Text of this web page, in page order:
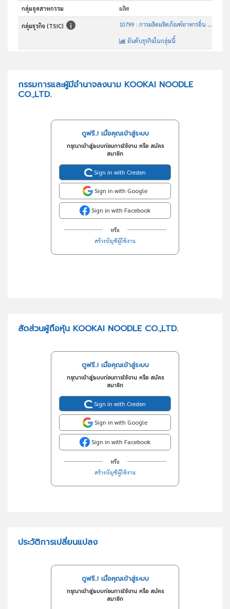
กลุ่มอุตสาหกรรม ผลิต
กลุ่มธุรกิจ (TSIC) 10799 : การผลิตผลิตภัณฑ์อาหารอื่น ๆ ซึ่งมิได้จัดประเภทไว้ในที่อื่น
อันดับธุรกิจในกลุ่มนี้
กรรมการและผู้มีอำนาจลงนาม KOOKAI NOODLE
CO.,LTD.
ดูฟรี..! เมื่อคุณเข้าสู่ระบบ
กรุณาเข้าสู่ระบบก่อนการใช้งาน หรือ สมัคร
สมาชิก
Sign in with Creden
Sign in with Google
Sign in with Facebook
หรือ
สร้างบัญชีผู้ใช้งาน
สัดส่วนผู้ถือหุ้น KOOKAI NOODLE CO.,LTD.
ดูฟรี..! เมื่อคุณเข้าสู่ระบบ
กรุณาเข้าสู่ระบบก่อนการใช้งาน หรือ สมัคร
สมาชิก
Sign in with Creden
Sign in with Google
Sign in with Facebook
หรือ
สร้างบัญชีผู้ใช้งาน
ประวัติการเปลี่ยนแปลง
ดูฟรี..! เมื่อคุณเข้าสู่ระบบ
กรุณาเข้าสู่ระบบก่อนการใช้งาน หรือ สมัคร
สมาชิก